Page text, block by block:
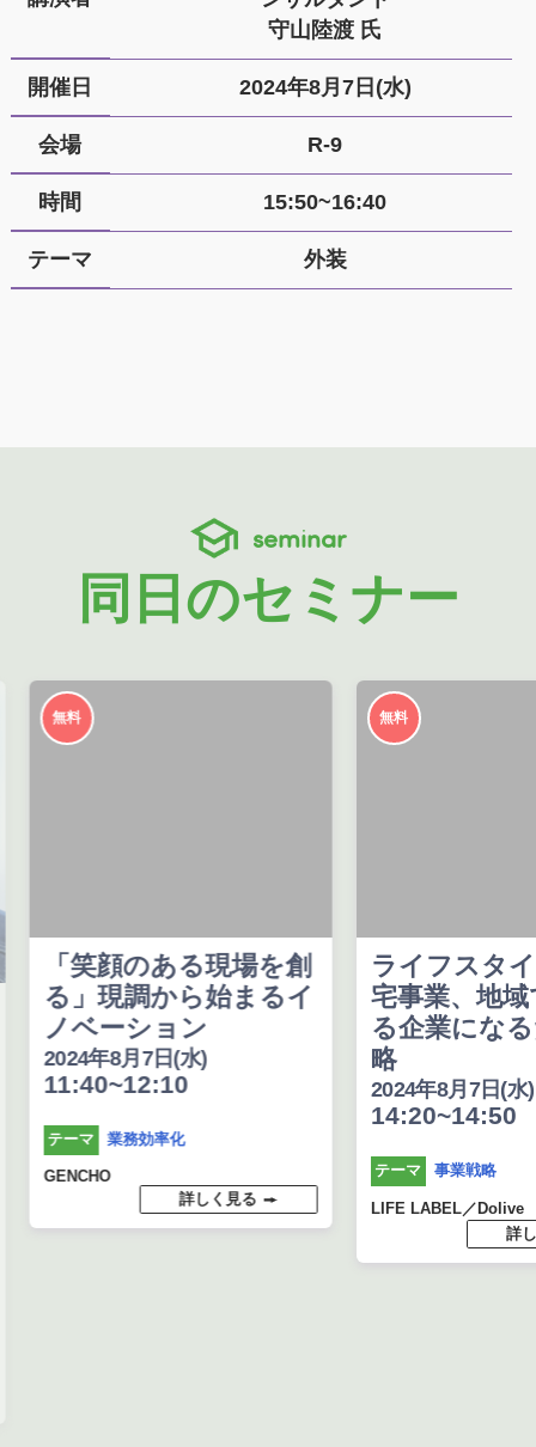
守山陸渡 氏
開催日 2024年8月7日(水)
会場 R-9
時間 15:50~16:40
テーマ 外装
seminar
同日のセミナー
無料
「笑顔のある現場を創
る」現調から始まるイ
ノベーション
2024年8月7日(水)
11:40~12:10
テーマ 業務効率化
GENCHO
詳しく見る
無料
ライフスタ
宅事業、地域
る企業にな
略
2024年8月7日(水)
14:20~14:50
テーマ 事業戦略
LIFE LABEL／Dolive
詳